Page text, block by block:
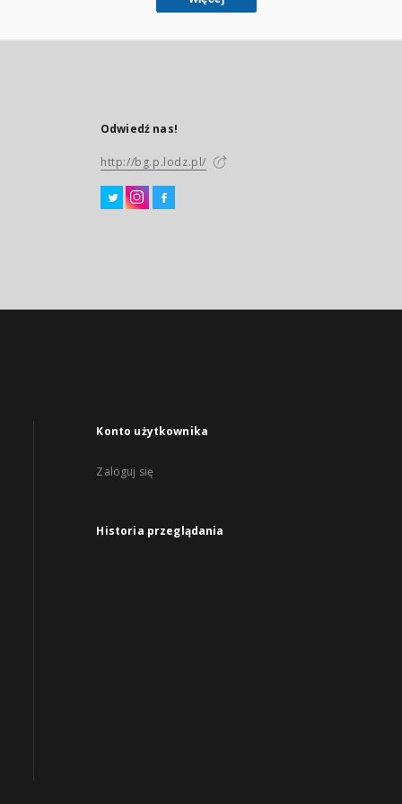
Odwiedź nas!
http://bg.p.lodz.pl/
Konto użytkownika
Zaloguj się
Historia przeglądania